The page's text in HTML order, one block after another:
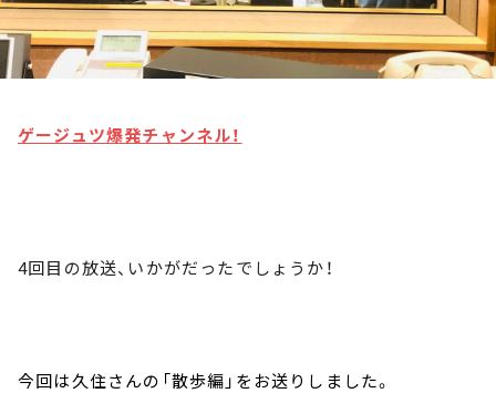
ゲージュツ爆発チャンネル！
4回目の放送、いかがだったでしょうか！
今回は久住さんの「散歩編」をお送りしました。